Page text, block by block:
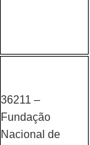
36211 –
Fundação
Nacional de